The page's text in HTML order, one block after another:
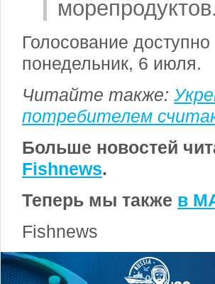
морепродуктов.
Голосование
понедельник, 6 июля.
Читайте также:
потребителем
Больше новостей
Fishnews.
Теперь мы также в
Fishnews